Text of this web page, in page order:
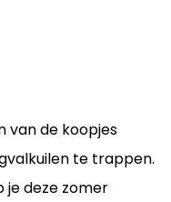
van de koopjes
te trappen.
je deze zomer